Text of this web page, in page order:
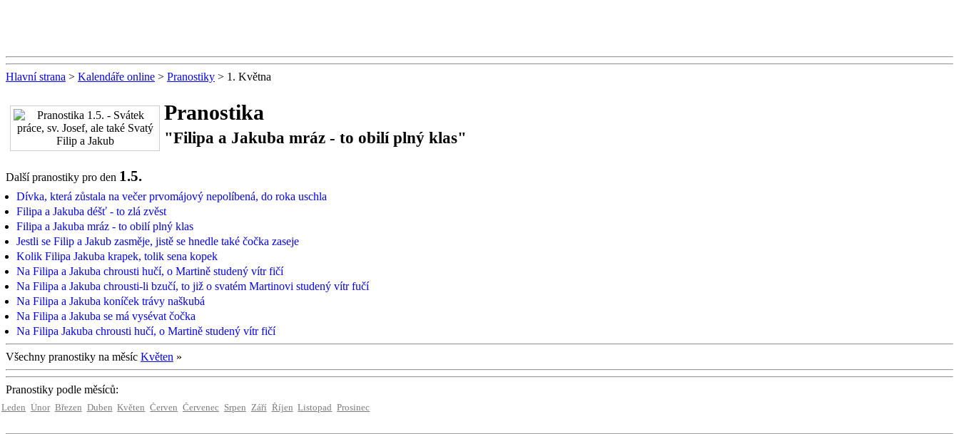
Hlavní strana > Kalendáře online > Pranostiky > 1. Května
Pranostika
"Filipa a Jakuba mráz - to obilí plný klas"
Další pranostiky pro den 1.5.
Dívka, která zůstala na večer prvomájový nepolíbená, do roka uschla
Filipa a Jakuba déšť - to zlá zvěst
Filipa a Jakuba mráz - to obilí plný klas
Jestli se Filip a Jakub zasměje, jistě se hnedle také čočka zaseje
Kolik Filipa Jakuba krapek, tolik sena kopek
Na Filipa a Jakuba chrousti hučí, o Martině studený vítr fičí
Na Filipa a Jakuba chrousti-li bzučí, to již o svatém Martinovi studený vítr fučí
Na Filipa a Jakuba koníček trávy naškubá
Na Filipa a Jakuba se má vysévat čočka
Na Filipa Jakuba chrousti hučí, o Martině studený vítr fičí
Všechny pranostiky na měsíc Květen »
Pranostiky podle měsíců:
Leden Únor Březen Duben Květen Červen Červenec Srpen Září Říjen Listopad Prosinec